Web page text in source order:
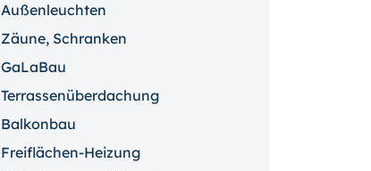
Außenleuchten
Zäune, Schranken
GaLaBau
Terrassenüberdachung
Balkonbau
Freiflächen-Heizung